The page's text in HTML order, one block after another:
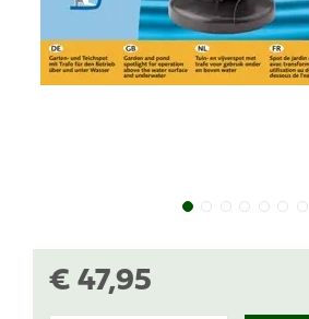
€ 47,95